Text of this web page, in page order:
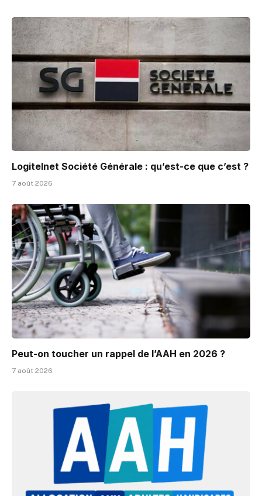
Logitelnet Société Générale : qu’est-ce que c’est ?
7 août 2026
Peut-on toucher un rappel de l’AAH en 2026 ?
7 août 2026